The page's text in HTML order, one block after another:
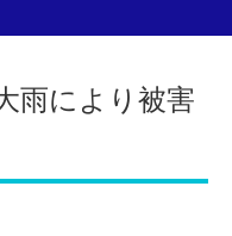
雨により被害